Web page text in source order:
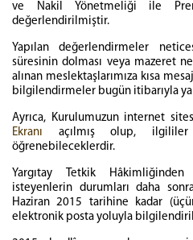
ve Nakil Yönetmeliği ile
değerlendirilmiştir.
Yapılan değerlendirmeler
süresinin dolması veya mazeret
alınan meslektaşlarımıza kısa
bilgilendirmeler bugün itibarıyla
Ayrıca, Kurulumuzun internet
Ekranı açılmış olup, ilgililer
öğrenebileceklerdir.
Yargıtay Tetkik
isteyenlerin durumları daha
Haziran 2015 tarihine kadar
elektronik posta yoluyla